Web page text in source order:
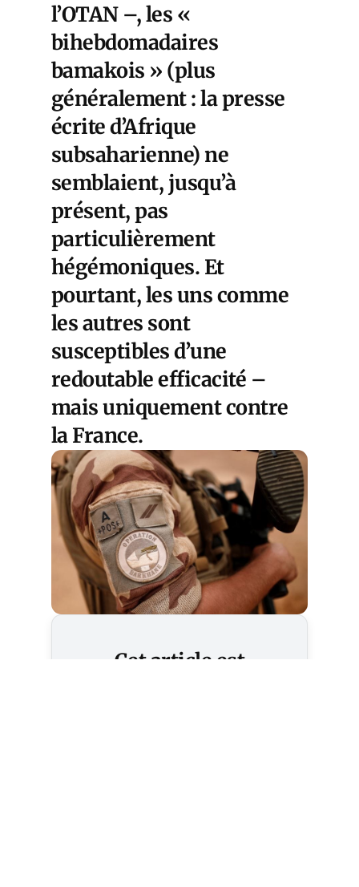
l’OTAN –, les «
bihebdomadaires
bamakois » (plus
généralement : la presse
écrite d’Afrique
subsaharienne) ne
semblaient, jusqu’à
présent, pas
particulièrement
hégémoniques. Et
pourtant, les uns comme
les autres sont
susceptibles d’une
redoutable efficacité –
mais uniquement contre
la France.
Cet article est